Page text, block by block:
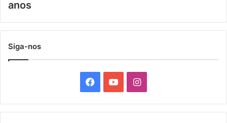
anos
Siga-nos
a
o
I
n